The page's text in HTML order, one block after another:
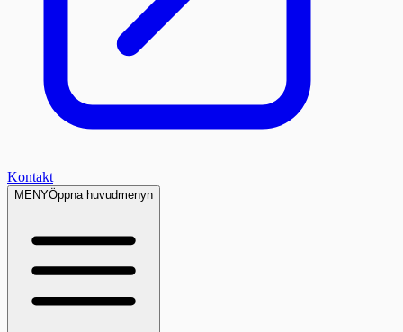
Kontakt
MENYÖppna huvudmenyn